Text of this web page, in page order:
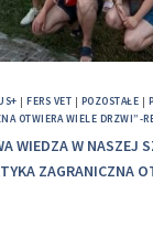
|FERS VET | POZOSTAŁE |
OTWIERA WIELE DRZWI”-
WIEDZA W NASZEJ
ZAGRANICZNA